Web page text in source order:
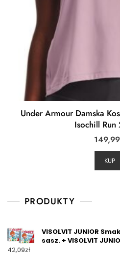
Under Armour Damska
Isochill Run
149,99
KUP
PRODUKTY
VISOLVIT JUNIOR
sasz. + VISOLVIT
42,09zł